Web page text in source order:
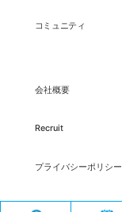
コミュニティ
会社概要
Recruit
プライバシーポリシー